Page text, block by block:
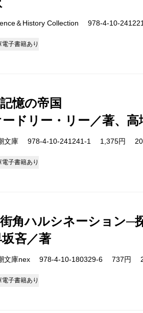
＆History Collection 978-4-10-
電子書籍あり
記憶の帝国
ードリー・リー／著、高
文庫 978-4-10-241241-1 1,375円
電子書籍あり
街角ハルシネーション─
吝／著
文庫nex 978-4-10-180329-6 737円
電子書籍あり